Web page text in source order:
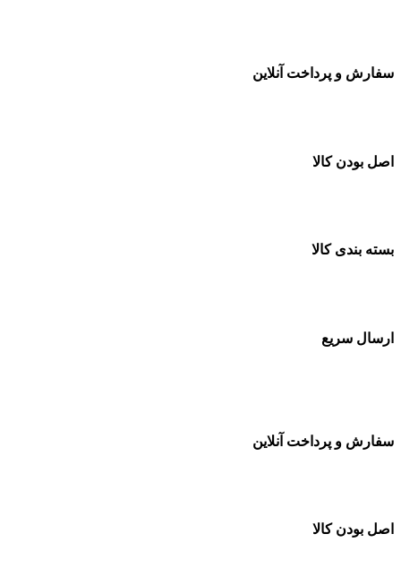
سفارش و پرداخت آنلاین
اصل بودن کالا
بسته بندی کالا
ارسال سریع
سفارش و پرداخت آنلاین
اصل بودن کالا